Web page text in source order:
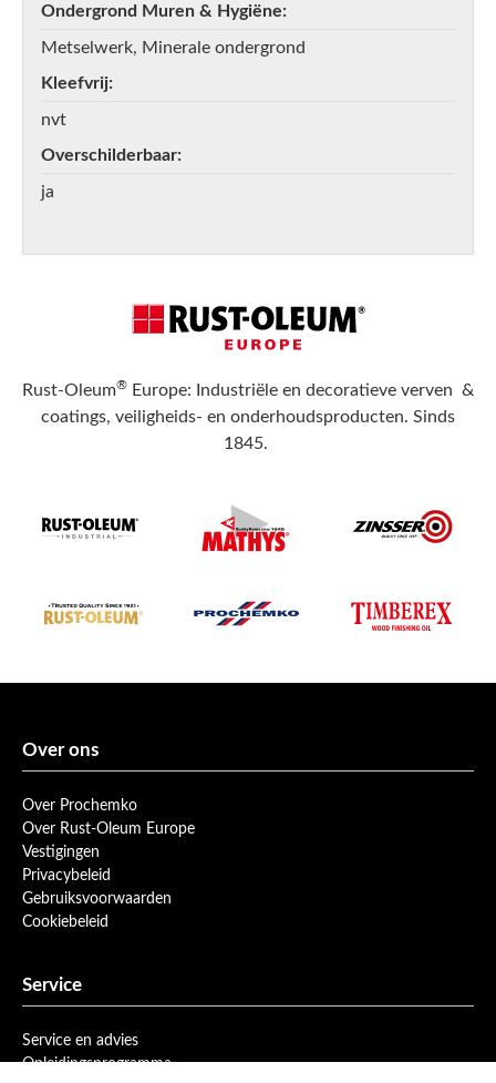
Ondergrond Muren & Hygiëne
Metselwerk, Minerale ondergrond
Kleefvrij
nvt
Overschilderbaar
ja
Rust-Oleum® Europe: Industriële en decoratieve verven &
coatings, veiligheids- en onderhoudsproducten. Sinds
1845.
Over ons
Over Prochemko
Over Rust-Oleum Europe
Vestigingen
Privacybeleid
Gebruiksvoorwaarden
Cookiebeleid
Service
Service en advies
Opleidingsprogramma